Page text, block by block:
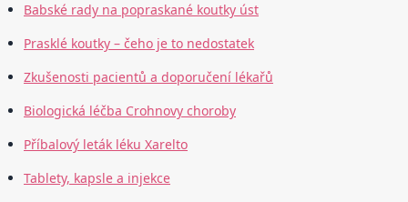
Babské rady na popraskané koutky úst
Prasklé koutky – čeho je to nedostatek
Zkušenosti pacientů a doporučení lékařů
Biologická léčba Crohnovy choroby
Příbalový leták léku Xarelto
Tablety, kapsle a injekce